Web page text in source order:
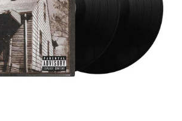
在
相
簿
中
開